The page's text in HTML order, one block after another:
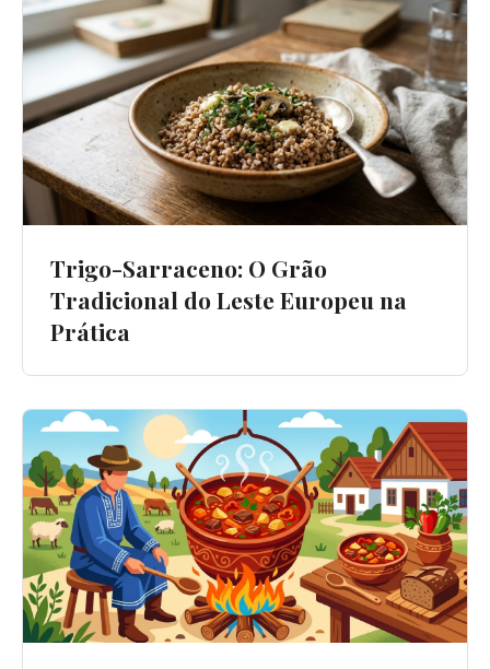
Trigo-Sarraceno: O Grão
Tradicional do Leste Europeu na
Prática